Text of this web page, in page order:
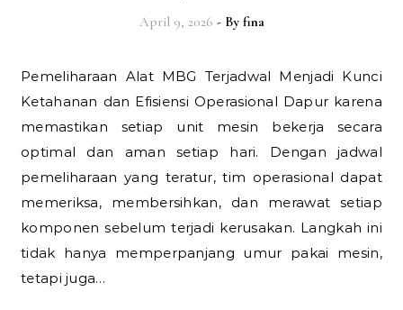
April 9, 2026 - By fina
Pemeliharaan Alat MBG Terjadwal Menjadi Kunci
Ketahanan dan Efisiensi Operasional Dapur karena
memastikan setiap unit mesin bekerja secara
optimal dan aman setiap hari. Dengan jadwal
pemeliharaan yang teratur, tim operasional dapat
memeriksa, membersihkan, dan merawat setiap
komponen sebelum terjadi kerusakan. Langkah ini
tidak hanya memperpanjang umur pakai mesin,
tetapi juga…